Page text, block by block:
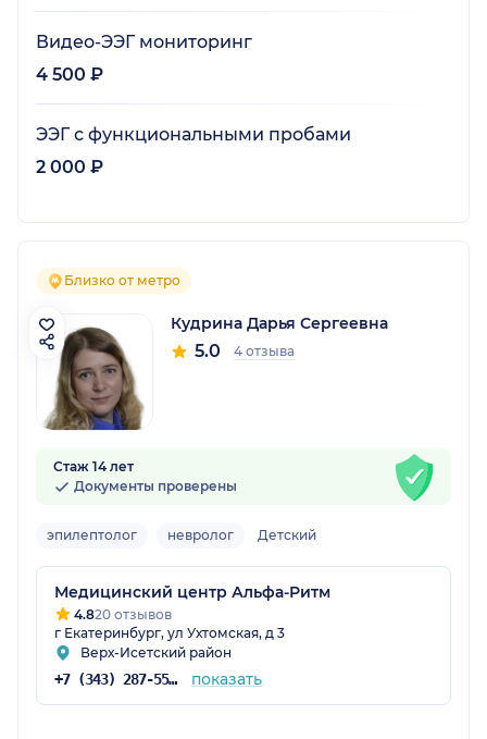
Видео-ЭЭГ мониторинг
4 500 ₽
ЭЭГ с функциональными пробами
2 000 ₽
Близко от метро
Кудрина Дарья Сергеевна
5.0 4 отзыва
Стаж 14 лет
Документы проверены
эпилептолог невролог Детский
Медицинский центр Альфа-Ритм
4.820 отзывов
г Екатеринбург, ул Ухтомская, д 3
Верх-Исетский район
+7 (343) 287-55-05 показать